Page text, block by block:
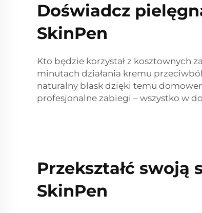
Doświadcz
SkinPen
Kto będzie korzystał z kosztownych
minutach działania kremu
naturalny blask dzięki temu
profesjonalne zabiegi – wszystko w
Przekształć
SkinPen